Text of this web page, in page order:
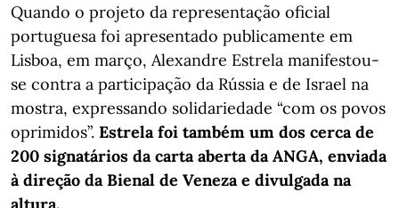
Quando o projeto da representação oficial
portuguesa foi apresentado publicamente em
Lisboa, em março, Alexandre Estrela manifestou-
se contra a participação da Rússia e de Israel na
mostra, expressando solidariedade “com os povos
oprimidos”. Estrela foi também um dos cerca de
200 signatários da carta aberta da ANGA, enviada
à direção da Bienal de Veneza e divulgada na
altura.